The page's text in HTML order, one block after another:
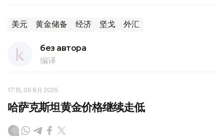
美元 黄金储备 经济 坚戈 外汇
без автора
编译
17:15, 06 8月 2026
哈萨克斯坦黄金价格继续走低